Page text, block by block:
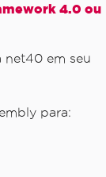
4.0 ou
net40 em seu
para: